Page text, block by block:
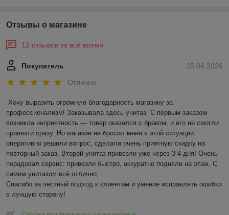
Отзывы о магазине
12 отзывов за всё время
25.06.2026
Покупатель
Отлично
Хочу выразить огромную благодарность магазину за
профессионализм! Заказывала здесь унитаз. С первым заказом
возникла неприятность — товар оказался с браком, и его не смогли
привезти сразу. Но магазин не бросил меня в этой ситуации:
оперативно решили вопрос, сделали очень приятную скидку на
повторный заказ. Второй унитаз привезли уже через 3-4 дня! Очень
порадовал сервис: привезли быстро, аккуратно подняли на этаж. С
самим унитазом всё отлично,
Спасибо за честный подход к клиентам и умение исправлять ошибки
в лучшую сторону!